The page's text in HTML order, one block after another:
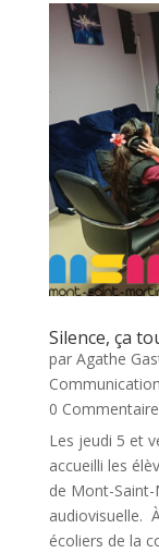
Silence, ça
par Agathe
Communication
0
Les jeudi 5 et
accueilli les
de Mont-Saint-
audiovisuelle.
écoliers de la